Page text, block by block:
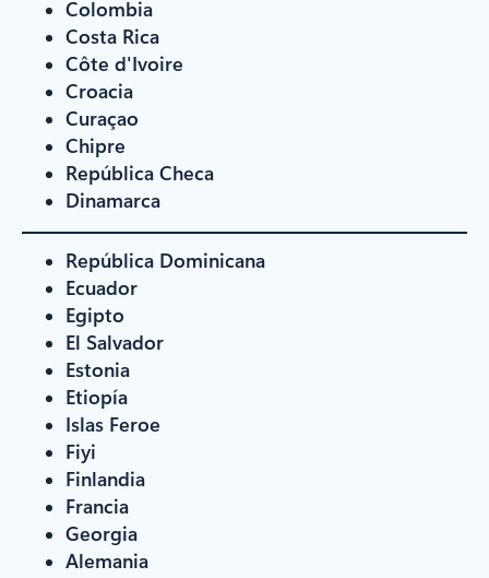
Colombia
Costa Rica
Côte d'Ivoire
Croacia
Curaçao
Chipre
República Checa
Dinamarca
República Dominicana
Ecuador
Egipto
El Salvador
Estonia
Etiopía
Islas Feroe
Fiyi
Finlandia
Francia
Georgia
Alemania